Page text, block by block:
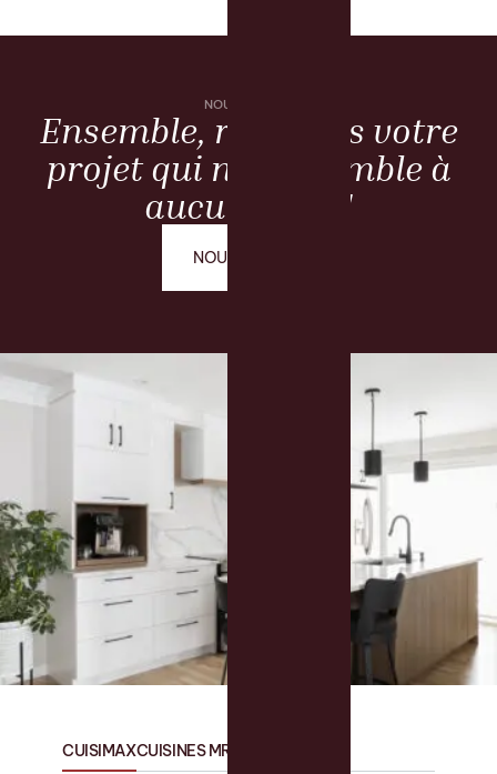
NOUS JOINDRE
Ensemble, réalisons votre
projet qui ne ressemble à
aucun autre!
NOUS JOINDRE
CUISIMAXCUISINES MRS